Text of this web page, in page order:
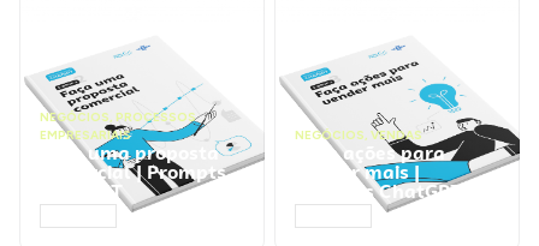
NEGÓCIOS, PROCESSOS
EMPRESARIAIS
Faça uma proposta
comercial | Prompts
ChatGPT
NEGÓCIOS, VENDAS
Faça ações para
vender mais |
Prompts ChatGPT